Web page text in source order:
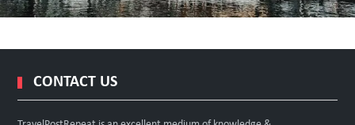
CONTACT US